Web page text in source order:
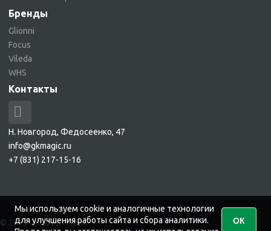
Бренды
Glionni
Focus
Vileda
WHS
Контакты
Н. Новгород, Федосеенко, 47
info@gkmagic.ru
+7 (831) 217-15-16
© 2019-2026 ГК Магик
Мы используем cookie и аналогичные технологии
для улучшения работы сайта и сбора аналитики.
ОК